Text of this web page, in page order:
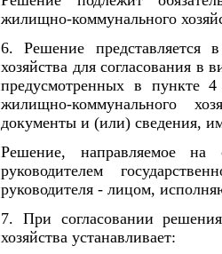
жилищно-коммунального
6. Решение представляется
хозяйства для согласования в
предусмотренных в пункте
жилищно-коммунального
документы и (или) сведения,
Решение, направляемое на
руководителем
руководителя - лицом,
7. При согласовании
хозяйства устанавливает: